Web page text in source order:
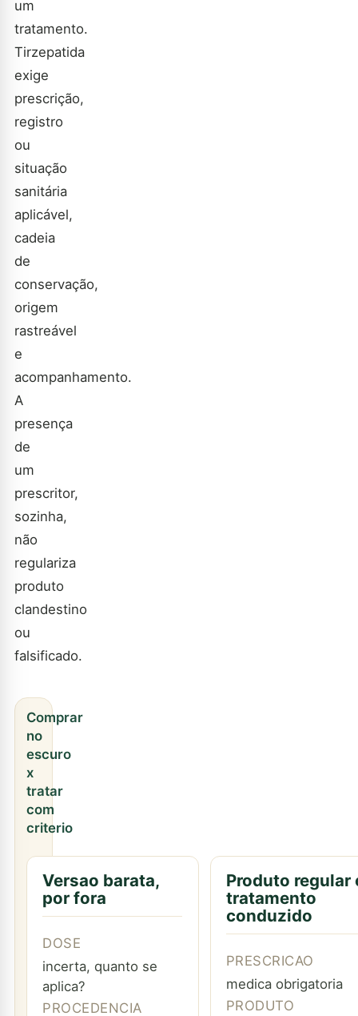
um
tratamento.
Tirzepatida
exige
prescrição,
registro
ou
situação
sanitária
aplicável,
cadeia
de
conservação,
origem
rastreável
e
acompanhamento.
A
presença
de
um
prescritor,
sozinha,
não
regulariza
produto
clandestino
ou
falsificado.
Comprar
no
escuro
x
tratar
com
criterio
Versao barata,
por fora
DOSE
incerta, quanto se
aplica?
PROCEDENCIA
Produto regular
tratamento
conduzido
PRESCRICAO
medica obrigatoria
PRODUTO